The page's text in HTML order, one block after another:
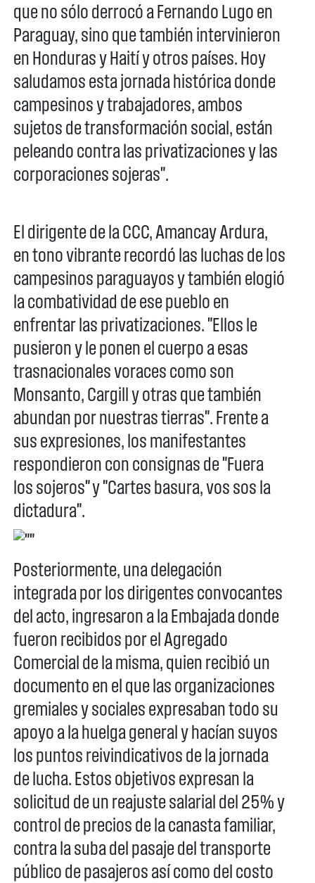
que no sólo derrocó a Fernando Lugo en
Paraguay, sino que también intervinieron
en Honduras y Haití y otros países. Hoy
saludamos esta jornada histórica donde
campesinos y trabajadores, ambos
sujetos de transformación social, están
peleando contra las privatizaciones y las
corporaciones sojeras".
El dirigente de la CCC, Amancay Ardura,
en tono vibrante recordó las luchas de los
campesinos paraguayos y también elogió
la combatividad de ese pueblo en
enfrentar las privatizaciones. "Ellos le
pusieron y le ponen el cuerpo a esas
trasnacionales voraces como son
Monsanto, Cargill y otras que también
abundan por nuestras tierras". Frente a
sus expresiones, los manifestantes
respondieron con consignas de "Fuera
los sojeros" y "Cartes basura, vos sos la
dictadura".
Posteriormente, una delegación
integrada por los dirigentes convocantes
del acto, ingresaron a la Embajada donde
fueron recibidos por el Agregado
Comercial de la misma, quien recibió un
documento en el que las organizaciones
gremiales y sociales expresaban todo su
apoyo a la huelga general y hacían suyos
los puntos reivindicativos de la jornada
de lucha. Estos objetivos expresan la
solicitud de un reajuste salarial del 25% y
control de precios de la canasta familiar,
contra la suba del pasaje del transporte
público de pasajeros así como del costo